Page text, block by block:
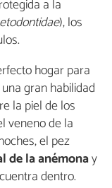
a la
), los
hogar para
gran habilidad
la piel de los
veneno de la
el pez
de la anémonay
dentro.